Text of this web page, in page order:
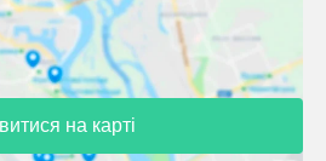
на карті